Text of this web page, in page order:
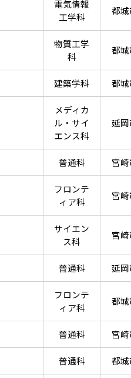
電気情報
工学科
都
物質工学
科
都
建築学科 都
メディカ
ル・サイ
エンス科
延
普通科 宮
フロンテ
ィア科
宮
サイエン
ス科
宮
普通科 延
フロンテ
ィア科
都
普通科 宮
普通科 都